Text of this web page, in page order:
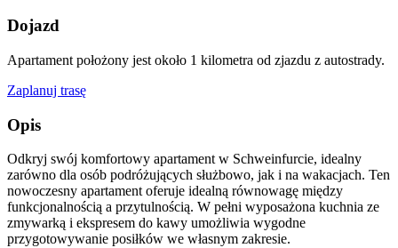
Dojazd
Apartament położony jest około 1 kilometra od zjazdu z autostrady.
Zaplanuj trasę
Opis
Odkryj swój komfortowy apartament w Schweinfurcie, idealny
zarówno dla osób podróżujących służbowo, jak i na wakacjach. Ten
nowoczesny apartament oferuje idealną równowagę między
funkcjonalnością a przytulnością. W pełni wyposażona kuchnia ze
zmywarką i ekspresem do kawy umożliwia wygodne
przygotowywanie posiłków we własnym zakresie.